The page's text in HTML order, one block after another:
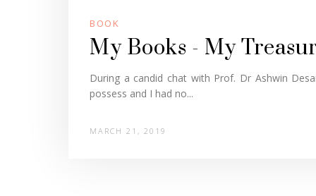
BOOK
My Books - My
During a candid chat with Prof. Dr Ashwin
possess and I had no...
MARCH 21, 2019